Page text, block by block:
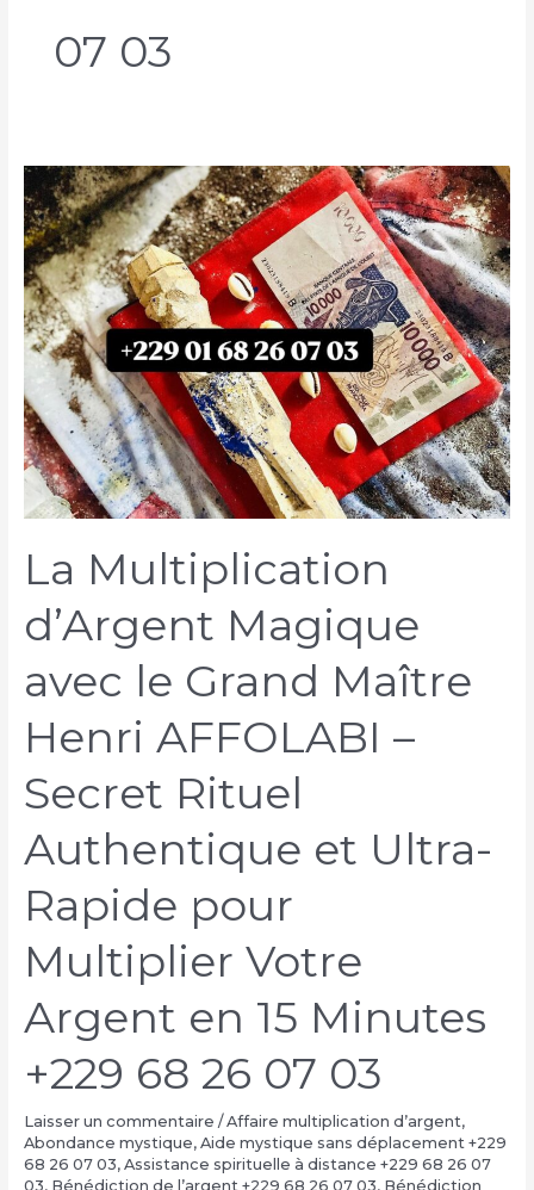
07 03
La Multiplication
d’Argent Magique
avec le Grand Maître
Henri AFFOLABI –
Secret Rituel
Authentique et Ultra-
Rapide pour
Multiplier Votre
Argent en 15 Minutes
+229 68 26 07 03
Laisser un commentaire /Affaire multiplication d’argent,
Abondance mystique, Aide mystique sans déplacement +229
68 26 07 03, Assistance spirituelle à distance +229 68 26 07
03, Bénédiction de l’argent +229 68 26 07 03, Bénédiction